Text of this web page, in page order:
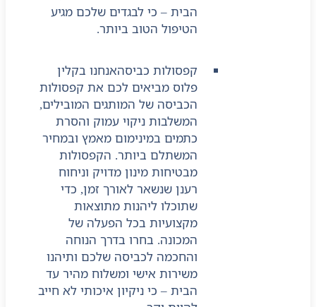
הבית – כי לבגדים שלכם מגיע
הטיפול הטוב ביותר.
קפסולות כביסהאנחנו בקלין
פלוס מביאים לכם את קפסולות
הכביסה של המותגים המובילים,
המשלבות ניקוי עמוק והסרת
כתמים במינימום מאמץ ובמחיר
המשתלם ביותר. הקפסולות
מבטיחות מינון מדויק וניחוח
רענן שנשאר לאורך זמן, כדי
שתוכלו ליהנות מתוצאות
מקצועיות בכל הפעלה של
המכונה. בחרו בדרך הנוחה
והחכמה לכביסה שלכם ותיהנו
משירות אישי ומשלוח מהיר עד
הבית – כי ניקיון איכותי לא חייב